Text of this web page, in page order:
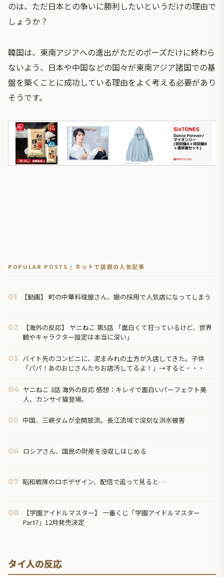
のは、ただ日本との争いに勝利したいというだけの理由で
しょうか？
韓国は、東南アジアへの進出がただのポーズだけに終わら
ないよう、日本や中国などの国々が東南アジア諸国での基
盤を築くことに成功している理由をよく考える必要があり
そうです。
POPULAR POSTS / ネットで話題の人気記事
01 【動画】 町の中華料理屋さん、娘の採用で人気店になってしまう
02
【海外の反応】 ヤニねこ 第5話 「面白くて狂っているけど、世界
観やキャラクター設定は本当に深い」
03 バイト先のコンビニに、泥まみれの土方が入店してきた。子供
「パパ！あのおじさんたちお店汚してるよ！」→すると・・・
04 ヤニねこ 3話 海外の反応 感想：キレイで面白いパーフェクト美
人、カンサイ猫登場。
05 中国、三峡ダムが全開放流。長江流域で深刻な洪水被害
06 ロシアさん、国民の財産を没収しはじめる
07 昭和戦隊のロボデザイン、配信で追って見ると…
08
【学園アイドルマスター】 一番くじ「学園アイドルマスター
Part7」12月発売決定
タイ人の反応